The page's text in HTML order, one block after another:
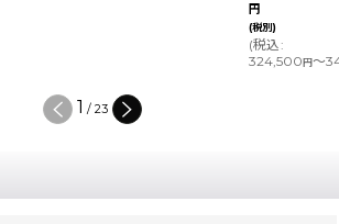
円
(税別)
(税込:
324,500円～
1 / 23